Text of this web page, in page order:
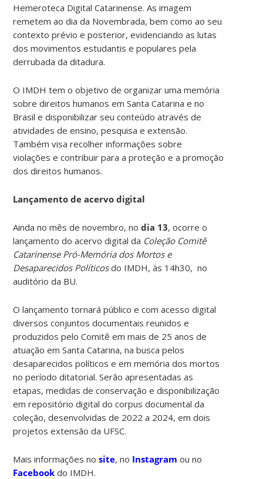
Hemeroteca Digital Catarinense. As imagem
remetem ao dia da Novembrada, bem como ao seu
contexto prévio e posterior, evidenciando as lutas
dos movimentos estudantis e populares pela
derrubada da ditadura.
O IMDH tem o objetivo de organizar uma memória
sobre direitos humanos em Santa Catarina e no
Brasil e disponibilizar seu conteúdo através de
atividades de ensino, pesquisa e extensão.
Também visa recolher informações sobre
violações e contribuir para a proteção e a promoção
dos direitos humanos.
Lançamento de acervo digital
Ainda no mês de novembro, nodia 13, ocorre o
lançamento do acervo digital da Coleção Comitê
Catarinense Pró-Memória dos Mortos e
Desaparecidos Políticosdo IMDH, às 14h30, no
auditório da BU.
O lançamento tornará público e com acesso digital
diversos conjuntos documentais reunidos e
produzidos pelo Comitê em mais de 25 anos de
atuação em Santa Catarina, na busca pelos
desaparecidos políticos e em memória dos mortos
no período ditatorial. Serão apresentadas as
etapas, medidas de conservação e disponibilização
em repositório digital do corpus documental da
coleção, desenvolvidas de 2022 a 2024, em dois
projetos extensão da UFSC.
Mais informações nosite, no Instagram ou no
Facebook do IMDH.